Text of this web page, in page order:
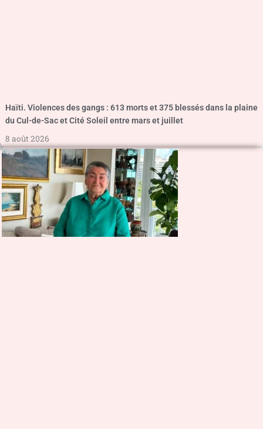
Haïti. Violences des gangs : 613 morts et 375 blessés dans la plaine
du Cul-de-Sac et Cité Soleil entre mars et juillet
8 août 2026